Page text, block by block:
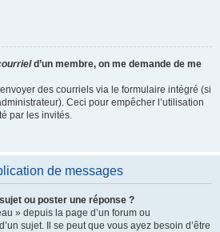
d’un membre, on me demande de me
des courriels via le formulaire intégré (si
Ceci pour empêcher l’utilisation
par les invités.
de messages
ou poster une réponse ?
» depuis la page d’un forum ou
sujet. Il se peut que vous ayez besoin d’être